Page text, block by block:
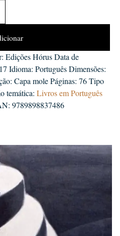
Edições Hórus Data de
Idioma: Português Dimensões:
Capa mole Páginas: 76 Tipo
temática: Livros em Português
9789898837486